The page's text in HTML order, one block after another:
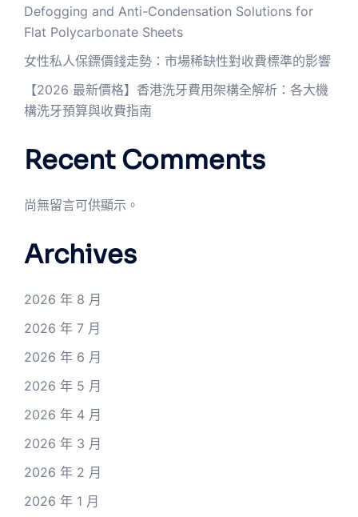
Defogging and Anti-Condensation Solutions for
Flat Polycarbonate Sheets
女性私人保鏢價錢走勢：市場稀缺性對收費標準的影響
【2026 最新價格】香港洗牙費用架構全解析：各大機
構洗牙預算與收費指南
Recent Comments
尚無留言可供顯示。
Archives
2026 年 8 月
2026 年 7 月
2026 年 6 月
2026 年 5 月
2026 年 4 月
2026 年 3 月
2026 年 2 月
2026 年 1 月